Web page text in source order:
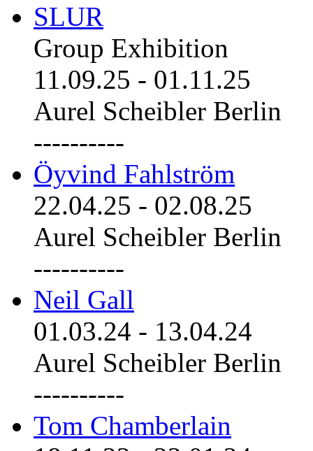
SLUR
Group Exhibition
11.09.25 - 01.11.25
Aurel Scheibler Berlin
----------
Öyvind Fahlström
22.04.25 - 02.08.25
Aurel Scheibler Berlin
----------
Neil Gall
01.03.24 - 13.04.24
Aurel Scheibler Berlin
----------
Tom Chamberlain